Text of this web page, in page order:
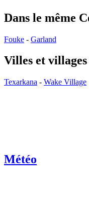
Dans le même
Fouke - Garland
Villes et
Texarkana - Wake Village
Météo